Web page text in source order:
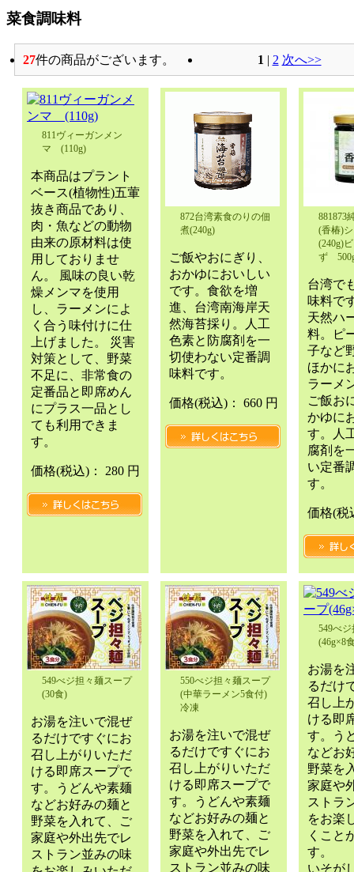
菜食調味料
27件の商品がございます。 1 | 2 次へ>>
811ヴィーガンメン
マ (110g)
本商品はプラント
ベース(植物性)五葷
抜き商品であり、
肉・魚などの動物
由来の原材料は使
用しておりませ
ん。 風味の良い乾
燥メンマを使用
し、ラーメンによ
く合う味付けに仕
上げました。 災害
対策として、野菜
不足に、非常食の
定番品と即席めん
にプラス一品とし
ても利用できま
す。
価格(税込) ： 280 円
872台湾素食のりの佃
煮(240g)
ご飯やおにぎり、
おかゆにおいしい
です。食欲を増
進、台湾南海岸天
然海苔採り。人工
色素と防腐剤を一
切使わない定番調
味料です。
価格(税込) ： 660 円
881873
(香椿)
(240g)
ず
台湾で
味料で
天然ハ
料。ピ
子など
ほかに
ラーメ
ご飯お
かゆに
す。人
腐剤を
い定番
す。
価格(税
549べジ担々麺スープ
(30食)
お湯を注いで混ぜ
るだけですぐにお
召し上がりいただ
ける即席スープで
す。うどんや素麺
などお好みの麺と
野菜を入れて、ご
家庭や外出先でレ
ストラン並みの味
550べジ担々麺スープ
(中華ラーメン5食付)
冷凍
お湯を注いで混ぜ
るだけですぐにお
召し上がりいただ
ける即席スープで
す。うどんや素麺
などお好みの麺と
野菜を入れて、ご
家庭や外出先でレ
ストラン並みの味
549べ
(46g×8
お湯を
るだけ
召し上
ける即
す。う
などお
野菜を
家庭や
ストラ
をお楽
くこと
す。
いそが